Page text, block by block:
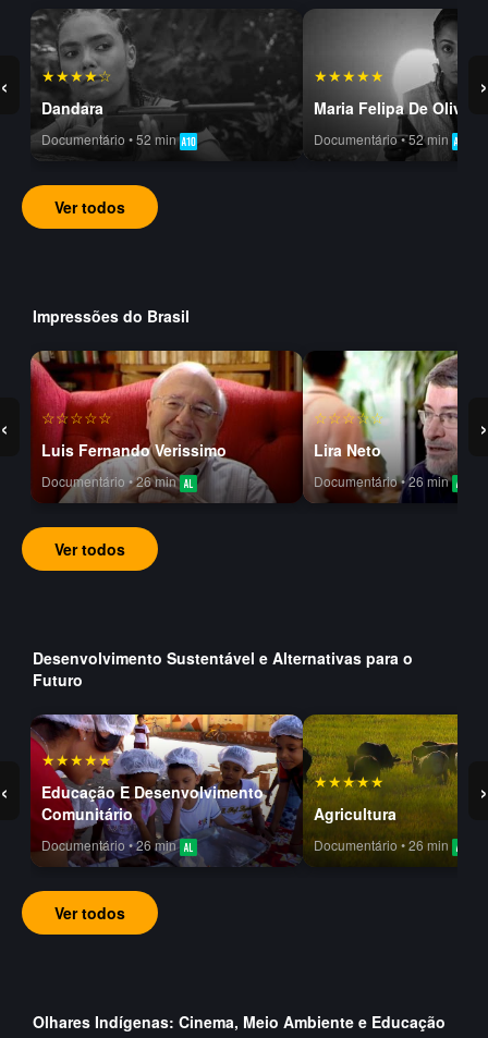
‹
★★★★☆
Dandara
Documentário • 52 min
★★★★★
Maria Felipa De Oliveira
Documentário • 52 min
›
Ver todos
Impressões do Brasil
‹
☆☆☆☆☆
Luis Fernando Verissimo
Documentário • 26 min
☆☆☆☆☆
Lira Neto
Documentário • 26 min
›
Ver todos
Desenvolvimento Sustentável e Alternativas para o
Futuro
‹
★★★★★
Educação E Desenvolvimento
Comunitário
Documentário • 26 min
★★★★★
Agricultura
Documentário • 26 min
›
Ver todos
Olhares Indígenas: Cinema, Meio Ambiente e Educação